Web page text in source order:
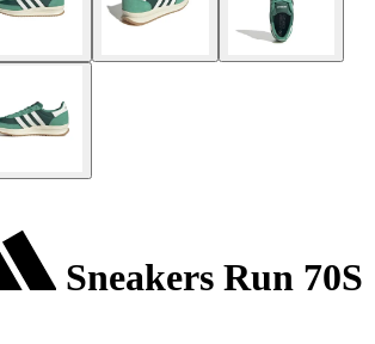
Sneakers Run 70S